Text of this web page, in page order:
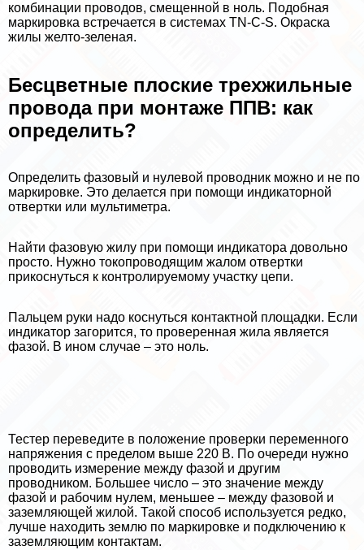
комбинации проводов, смещенной в ноль. Подобная
маркировка встречается в системах TN-C-S. Окраска
жилы желто-зеленая.
Бесцветные плоские трехжильные
провода при монтаже ППВ: как
определить?
Определить фазовый и нулевой проводник можно и не по
маркировке. Это делается при помощи индикаторной
отвертки или мультиметра.
Найти фазовую жилу при помощи индикатора довольно
просто. Нужно токопроводящим жалом отвертки
прикоснуться к контролируемому участку цепи.
Пальцем руки надо коснуться контактной площадки. Если
индикатор загорится, то проверенная жила является
фазой. В ином случае – это ноль.
Тестер переведите в положение проверки переменного
напряжения с пределом выше 220 В. По очереди нужно
проводить измерение между фазой и другим
проводником. Большее число – это значение между
фазой и рабочим нулем, меньшее – между фазовой и
заземляющей жилой. Такой способ используется редко,
лучше находить землю по маркировке и подключению к
заземляющим контактам.